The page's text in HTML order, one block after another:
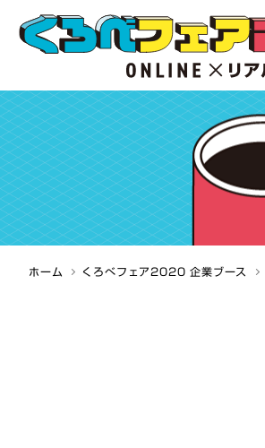
ホーム くろべフェア2020 企業ブース